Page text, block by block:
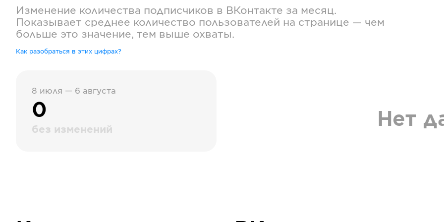
Изменение количества подписчиков в ВКонтакте за месяц.
Показывает среднее количество пользователей на странице — чем
больше это значение, тем выше охваты.
Как разобраться в этих цифрах?
8 июля — 6 августа
0
без изменений Нет